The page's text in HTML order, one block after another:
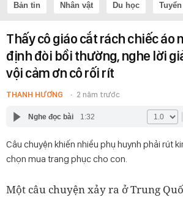
Bản tin Nhân vật Du học
Thấy cô giáo cắt rách chiếc áo
định đòi bồi thường, nghe lời
vội cảm ơn cô rối rít
THANH HƯƠNG 2 năm trước
Nghe đọc bài 1:32
Câu chuyện khiến nhiều phụ huynh phải rút
chọn mua trang phục cho con.
Một câu chuyện xảy ra ở Trung